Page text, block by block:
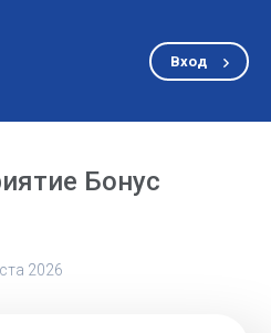
Вход
Бонус
2026